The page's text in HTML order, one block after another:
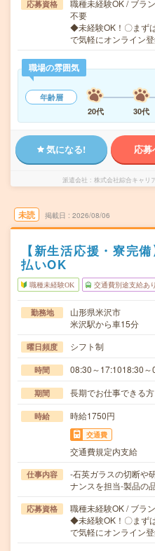
応募資格
職種未経験OK / ブラ
不要
◆未経験OK！〇まず
で気軽にオンライン
職場の雰囲気
年齢層
20代
30代
気になる! 応
派遣会社 株式会社綜合キャリ
未読 掲載日 2026/08/06
【新生活応援・寮完
払いOK
職種未経験OK 交通費別途支給あり
勤務地
山形県米沢市
米沢駅から車15分
曜日頻度 シフト制
時間 08:30～17:1018:30～
期間 長期でお仕事できる方
時給 時給1750円
交通費
交通費規定内支給
仕事内容
-石英ガラスの切断や
ナンスを担当-製品の
応募資格
職種未経験OK / ブラ
◆未経験OK！〇まず
で気軽にオンライン